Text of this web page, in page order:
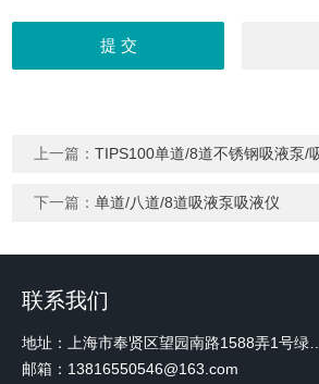
上一篇：TIPS100单道/8道不锈钢吸液泵/
下一篇：单道/八道/8道吸液泵吸液仪
联系我们
邮箱：13816550546@163.com